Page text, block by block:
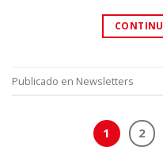
Publicado en Newsletters
1 2